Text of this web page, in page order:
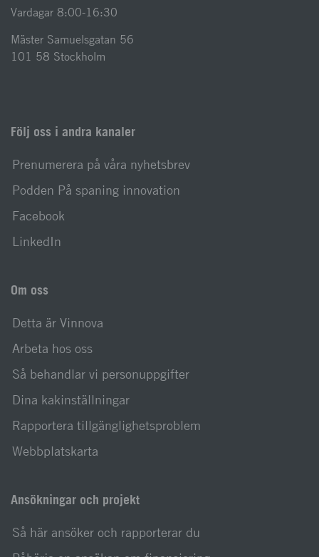
Vardagar 8:00-16:30
Mäster Samuelsgatan 56
101 58 Stockholm
Följ oss i andra kanaler
Prenumerera på våra nyhetsbrev
Podden På spaning innovation
Facebook
LinkedIn
Om oss
Detta är Vinnova
Arbeta hos oss
Så behandlar vi personuppgifter
Dina kakinställningar
Rapportera tillgänglighetsproblem
Webbplatskarta
Ansökningar och projekt
Så här ansöker och rapporterar du